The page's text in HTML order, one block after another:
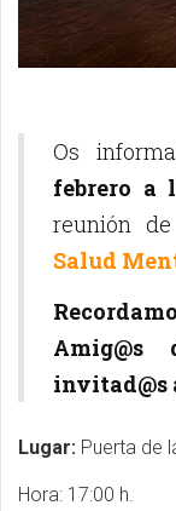
Os
febrero a
reunión
Salud
Amig@s
invitad@s
Lugar: Puerta de
Hora: 17:00 h.